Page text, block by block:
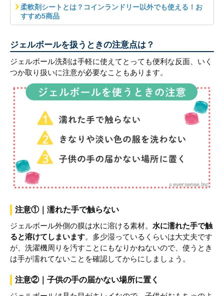
柔軟剤シートとは？コインランドリー以外でも使える！お
すすめ5商品
ジェルボールを扱うときの注意点は？
ジェルボール洗剤は手軽に使えてとっても便利な反面、いく
つか取り扱いに注意が必要なこともあります。
注意①｜濡れた手で触らない
ジェルボール外側の膜は水に溶ける素材。 水に濡れた手で触
ると溶けてしまいます。多少湿っているくらいは大丈夫です
が、洗濯機周りを汚すことにもなりかねないので、使うとき
は手が濡れてないことを確認してからにしましょう。
注意②｜子供の手の届かない場所に置く